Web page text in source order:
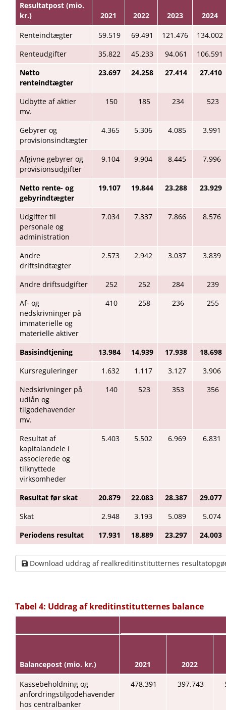
Resultatpost (mio.
kr.)
2021 2022 2023 2024
Renteindtægter 59.519 69.491 121.476
134.002
Renteudgifter
35.822 45.233 94.061
106.591
Netto
renteindtægter
23.697 24.258 27.414 27.410
Udbytte af aktier
mv.
150 185 234 523
Gebyrer og
provisionsindtægter
4.365 5.306 4.085 3.991
Afgivne gebyrer og
provisionsudgifter
9.104 9.904 8.445 7.996
Netto rente- og
gebyrindtægter
19.107 19.844 23.288 23.929
Udgifter til
personale og
administration
7.034 7.337 7.866 8.576
Andre
driftsindtægter
2.573 2.942 3.037 3.839
Andre driftsudgifter 252 252 284
239
Af- og
nedskrivninger på
immaterielle og
materielle aktiver
410 258 236 255
Basisindtjening 13.984 14.939 17.938
18.698
Kursreguleringer
1.632 1.117 3.127
3.906
Nedskrivninger på
udlån og
tilgodehavender
mv.
140 523 353 356
Resultat af
kapitalandele i
associerede og
tilknyttede
virksomheder
5.403 5.502 6.969 6.831
Resultat før skat 20.879 22.083 28.387
29.077
Skat
2.948 3.193 5.089
5.074
Periodens resultat
17.931 18.889 23.297 24.003
Download uddrag af realkreditinstitutternes
Tabel 4: Uddrag af kreditinstitutternes balance
Balancepost (mio. kr.) 2021 2022
Kassebeholdning og
anfordringstilgodehavender
hos centralbanker
478.391 397.743